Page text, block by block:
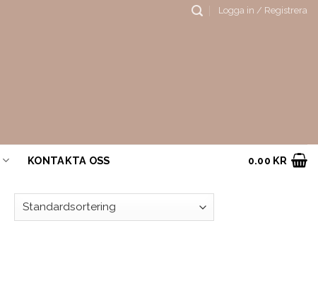
Logga in / Registrera
KONTAKTA OSS 0.00 KR